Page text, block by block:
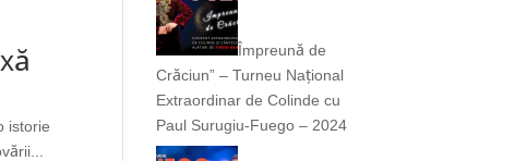
istorie
Împreună de
Crăciun” – Turneu Național
Extraordinar de Colinde cu
Paul Surugiu-Fuego – 2024